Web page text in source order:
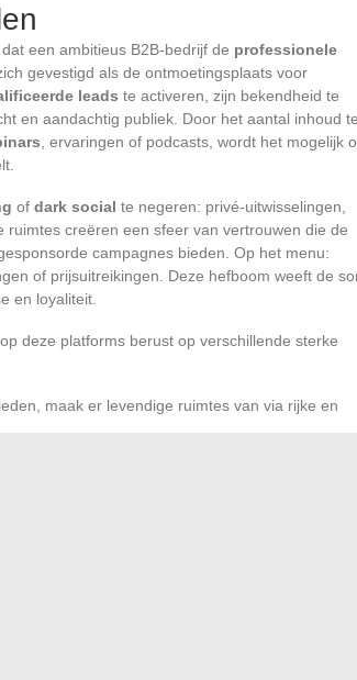
een ambitieus B2B-bedrijf de professionele
gevestigd als de ontmoetingsplaats voor
leads te activeren, zijn bekendheid te
en aandachtig publiek. Door het aantal inhoud te
, ervaringen of podcasts, wordt het mogelijk
of dark social te negeren: privé-uitwisselingen,
creëren een sfeer van vertrouwen die de
campagnes bieden. Op het menu:
of prijsuitreikingen. Deze hefboom weeft de
en loyaliteit.
deze platforms berust op verschillende sterke
maak er levendige ruimtes van via rijke en